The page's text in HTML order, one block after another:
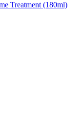
Treatment (180ml)